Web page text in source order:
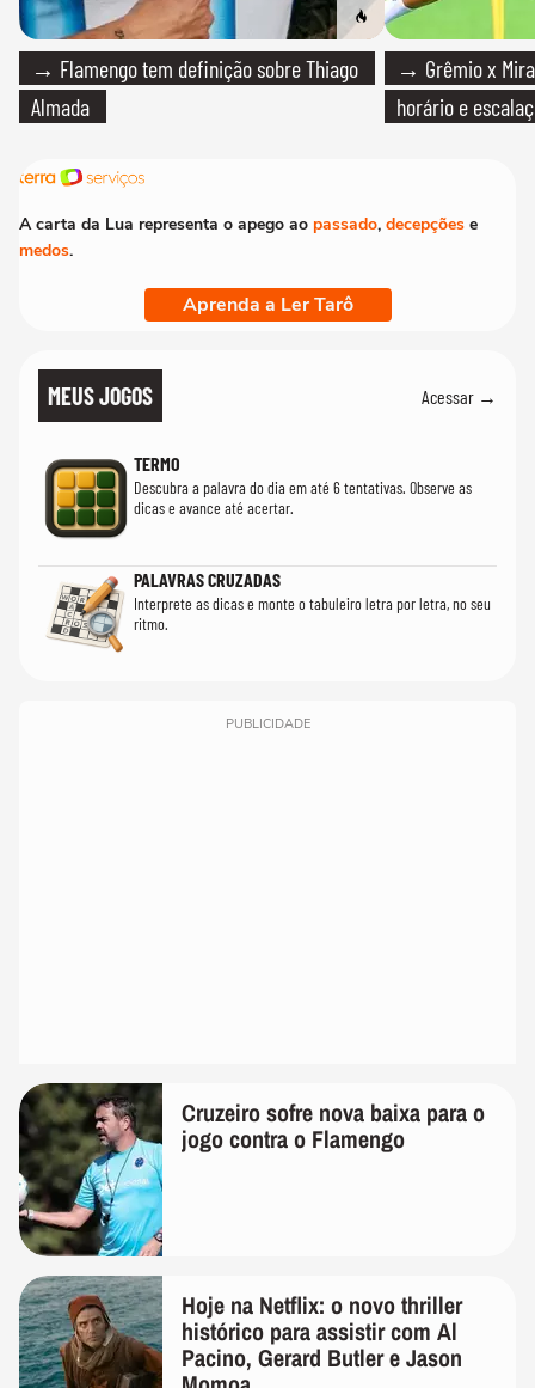
→ Flamengo tem definição sobre Thiago
Almada
→ Grêmio x
horário e
A carta da Lua representa o apego ao passado, decepções e
medos.
Aprenda a Ler Tarô
MEUS JOGOS Acessar →
TERMO
Descubra a palavra do dia em até 6 tentativas. Observe as
dicas e avance até acertar.
PALAVRAS CRUZADAS
Interprete as dicas e monte o tabuleiro letra por letra, no seu
ritmo.
PUBLICIDADE
Cruzeiro sofre nova baixa para o
jogo contra o Flamengo
Hoje na Netflix: o novo thriller
histórico para assistir com Al
Pacino, Gerard Butler e Jason